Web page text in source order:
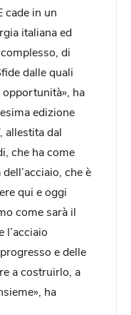
cade in un
italiana ed
di
dalle quali
ha
edizione
allestita dal
che ha come
che è
qui e oggi
come sarà il
l’acciaio
e delle
a costruirlo, a
ha